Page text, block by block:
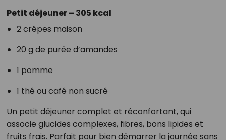
Petit déjeuner – 305 kcal
2 crêpes maison
20 g de purée d’amandes
1 pomme
1 thé ou café non sucré
Un petit déjeuner complet et réconfortant, qui
associe glucides complexes, fibres, bons lipides et
fruits frais. Parfait pour bien démarrer la journée sans